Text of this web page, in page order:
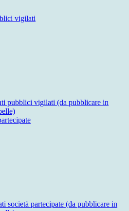
vigilati
pubblici vigilati (da pubblicare in
società partecipate (da pubblicare in